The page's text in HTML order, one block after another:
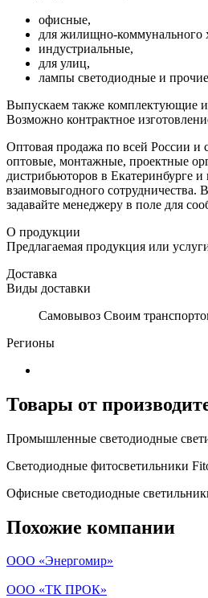
офисные,
для жилищно-коммунального
индустриальные,
для улиц,
лампы светодиодные и
Выпускаем также комплектующие и
Возможно контрактное
Оптовая продажа по всей России
оптовые, монтажные, проектные
дистрибьюторов в Екатеринбурге и
взаимовыгодного сотрудничества.
задавайте менеджеру в поле для
О продукции
Предлагаемая продукция или
Доставка
Виды доставки
Самовывоз Своим
Регионы
Товары от
Промышленные светодиодные
Светодиодные фитосветильники
Офисные светодиодные
Похожие компании
ООО «Энергомир»
ООО «ТК ПРОК»